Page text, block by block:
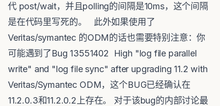
代 post/wait，并且polling的间隔是10ms，这个间隔
是在代码里写死的。 此外如果使用了
Veritas/symantec 的ODM的话也需要特别注意：你
可能遇到了Bug 13551402 High "log file parallel
write" and "log file sync" after upgrading 11.2 with
Veritas/Symantec ODM，这个BUG已经确认在
11.2.0.3和11.2.0.2上存在。 对于该bug的内部讨论最